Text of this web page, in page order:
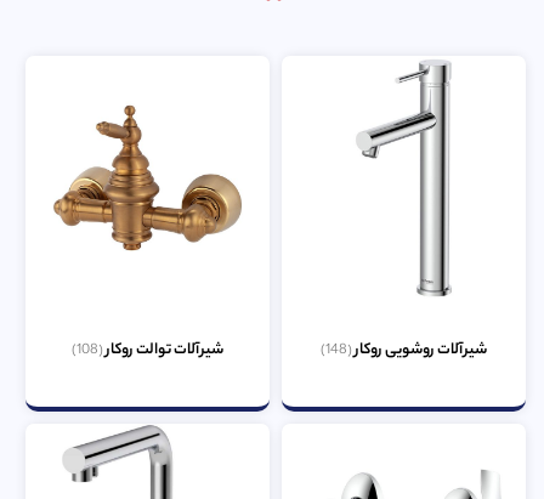
شیرآلات روشویی روکار(148) شیرآلات توالت روکار(108)